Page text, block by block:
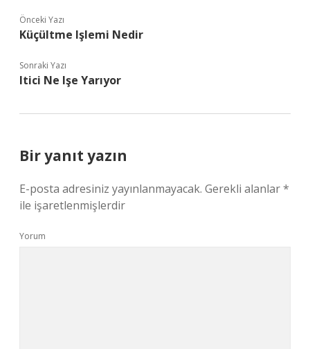
Önceki Yazı
Küçültme Işlemi Nedir
Sonraki Yazı
Itici Ne Işe Yarıyor
Bir yanıt yazın
E-posta adresiniz yayınlanmayacak. Gerekli alanlar*
ile işaretlenmişlerdir
Yorum